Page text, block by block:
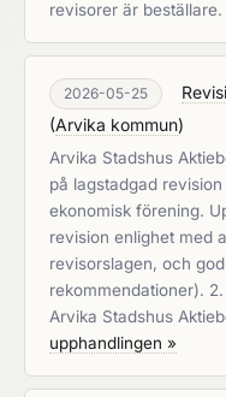
revisorer är beställare.
2026-05-25
(Arvika kommun)
Arvika Stadshus
på lagstadgad
ekonomisk förening.
revision enlighet med
revisorslagen, och
rekommendationer).
Arvika Stadshus
upphandlingen »